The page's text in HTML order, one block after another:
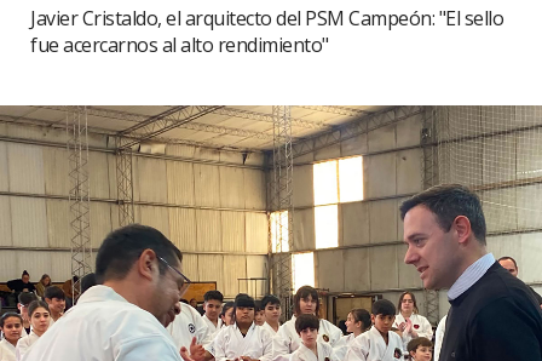
Javier Cristaldo, el arquitecto del PSM Campeón: "El sello
fue acercarnos al alto rendimiento"